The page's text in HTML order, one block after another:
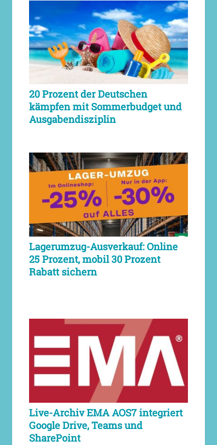
20 Prozent der Deutschen
kämpfen mit Sommerbudget und
Ausgabendisziplin
Lagerumzug-Ausverkauf: Online
25 Prozent, mobil 30 Prozent
Rabatt sichern
Live-Archiv EMA AOS7 integriert
Google Drive, Teams und
SharePoint